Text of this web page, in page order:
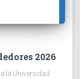
2026
la Universidad